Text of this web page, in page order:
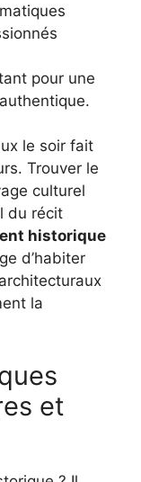
pour une
le soir fait
Trouver le
culturel
du récit
historique
d’habiter
la
et